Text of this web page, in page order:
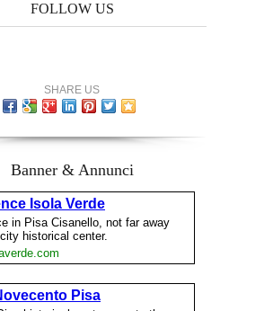
FOLLOW US
SHARE US
Banner & Annunci